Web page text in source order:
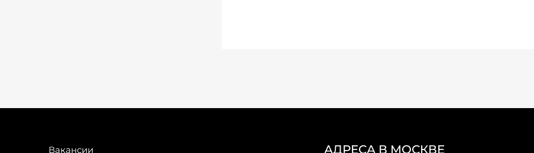
Вакансии АДРЕСА В МОСКВЕ